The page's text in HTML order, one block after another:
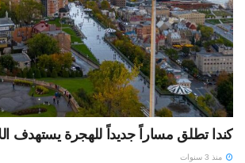
كندا تطلق مساراً جديداً للهجرة يستهدف
منذ 3 سنوات